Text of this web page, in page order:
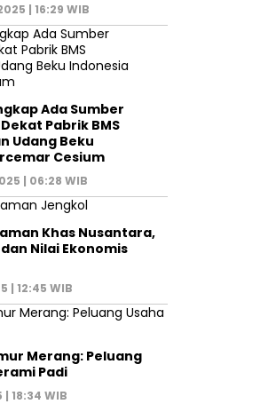
| 16:29 WIB
Ada Sumber
Pabrik BMS
Udang Beku
Cesium
| 06:28 WIB
Khas Nusantara,
Nilai Ekonomis
| 12:45 WIB
Merang: Peluang
Padi
18:34 WIB